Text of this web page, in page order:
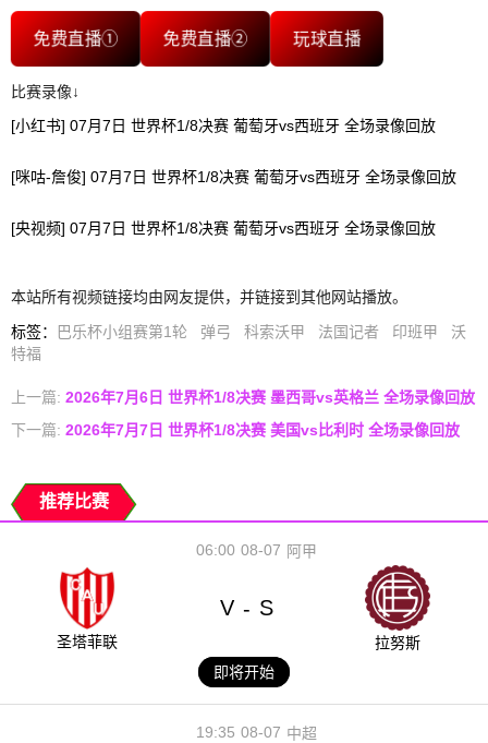
免费直播① 免费直播② 玩球直播
比赛录像↓
[小红书] 07月7日 世界杯1/8决赛 葡萄牙vs西班牙 全场录像回放
[咪咕-詹俊] 07月7日 世界杯1/8决赛 葡萄牙vs西班牙 全场录像回放
[央视频] 07月7日 世界杯1/8决赛 葡萄牙vs西班牙 全场录像回放
本站所有视频链接均由网友提供，并链接到其他网站播放。
标签： 巴乐杯小组赛第1轮 弹弓 科索沃甲 法国记者 印班甲
沃
特福
上一篇: 2026年7月6日 世界杯1/8决赛 墨西哥vs英格兰 全场录像回放
下一篇: 2026年7月7日 世界杯1/8决赛 美国vs比利时 全场录像回放
推荐比赛
08-07
06:00 阿甲
圣塔菲联
V - S
拉努斯
即将开始
08-07
19:35 中超